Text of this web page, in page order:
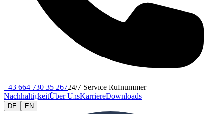
+43 664 730 35 26724/7 Service Rufnummer
NachhaltigkeitÜber UnsKarriereDownloads
DE EN